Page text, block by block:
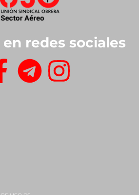
redes sociales